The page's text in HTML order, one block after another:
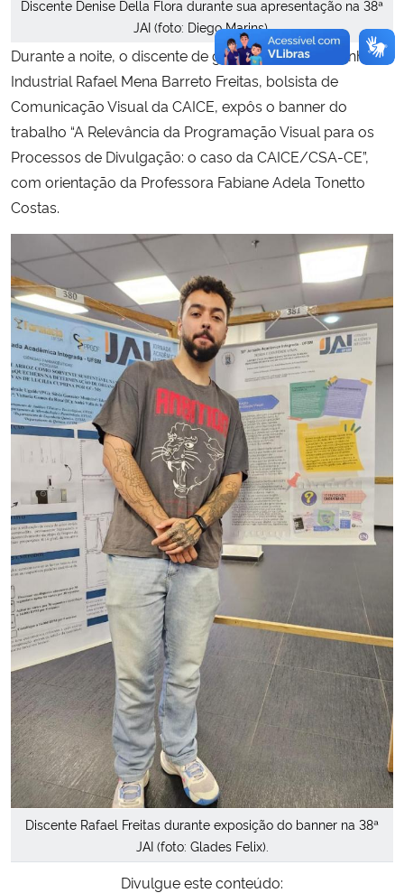
Discente Denise Della Flora durante sua apresentação na 38ª
JAI (foto: Diego Marins).
Durante a noite, o discente de graduação em Desenho
Industrial Rafael Mena Barreto Freitas, bolsista de
Comunicação Visual da CAICE, expôs o banner do
trabalho “A Relevância da Programação Visual para os
Processos de Divulgação: o caso da CAICE/CSA-CE”,
com orientação da Professora Fabiane Adela Tonetto
Costas.
Discente Rafael Freitas durante exposição do banner na 38ª
JAI (foto: Glades Felix).
Divulgue este conteúdo: